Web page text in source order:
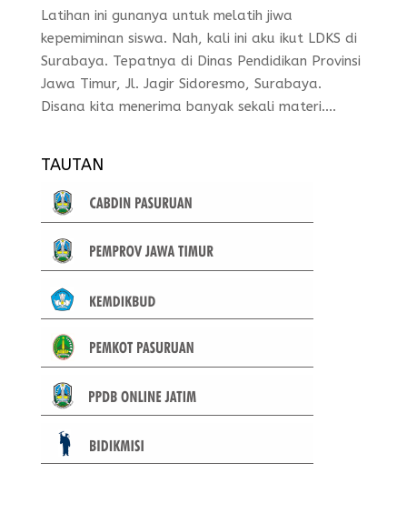
Latihan ini gunanya untuk melatih jiwa
kepemiminan siswa. Nah, kali ini aku ikut LDKS di
Surabaya. Tepatnya di Dinas Pendidikan Provinsi
Jawa Timur, Jl. Jagir Sidoresmo, Surabaya.
Disana kita menerima banyak sekali materi....
TAUTAN